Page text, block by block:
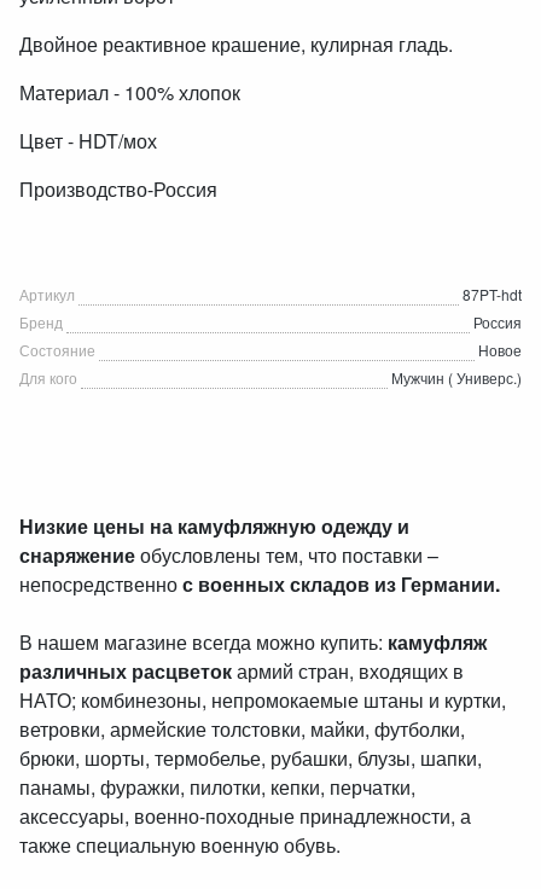
Двойное реактивное крашение, кулирная гладь.
Материал - 100% хлопок
Цвет - HDT/мох
Производство-Россия
Артикул
87PT-hdt
Бренд
Россия
Состояние
Новое
Для кого
Мужчин ( Универс.)
Низкие цены на камуфляжную одежду и
снаряжениеобусловлены тем, что поставки –
непосредственнос военных складов из Германии.
В нашем магазине всегда можно купить: камуфляж
различных расцветокармий стран, входящих в
НАТО; комбинезоны, непромокаемые штаны и куртки,
ветровки, армейские толстовки, майки, футболки,
брюки, шорты, термобелье, рубашки, блузы, шапки,
панамы, фуражки, пилотки, кепки, перчатки,
аксессуары, военно-походные принадлежности, а
также специальную военную обувь.